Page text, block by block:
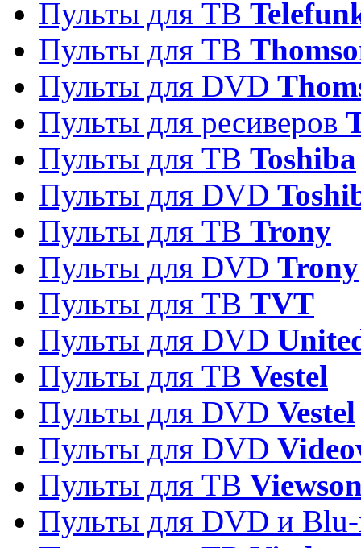
Пульты для ТВ
Пульты для ТВ
Пульты для DVD
Пульты для ресиверов
Пульты для ТВ Toshiba
Пульты для DVD
Пульты для ТВ Trony
Пульты для DVD Trony
Пульты для ТВ TVT
Пульты для DVD
Пульты для ТВ Vestel
Пульты для DVD Vestel
Пульты для DVD
Пульты для ТВ
Пульты для DVD и